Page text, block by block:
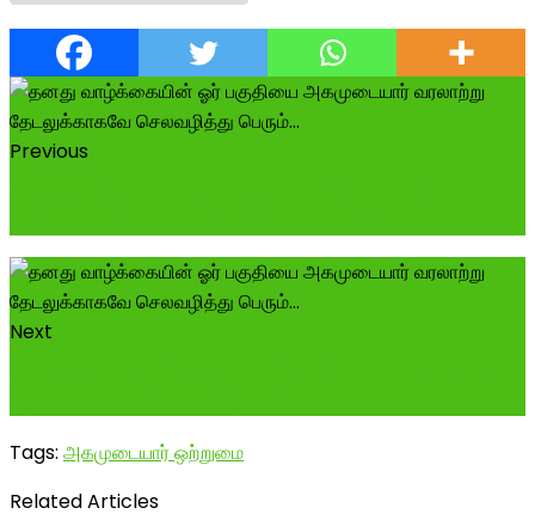
Previous
Next
Tags: அகமுடையார் ஒற்றுமை
Related Articles